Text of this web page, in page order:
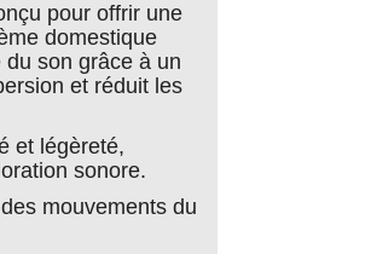
pour offrir une
domestique
son grâce à un
et réduit les
et légèreté,
sonore.
mouvements du